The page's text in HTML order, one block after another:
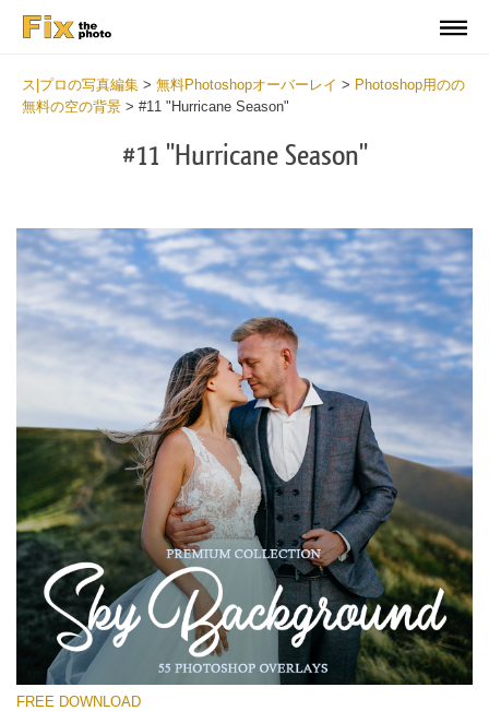
ス|プロの写真編集 > 無料Photoshopオーバーレイ > Photoshop用のの
無料の空の背景 > #11 "Hurricane Season"
#11 "Hurricane Season"
選んでください
Free Photoshop Overlay #11
Small 800*533px
Sky Background
(55 Overlays)
FREE DOWNLOAD